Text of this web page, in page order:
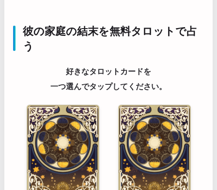
彼の家庭の結末を無料タロットで占
う
好きなタロットカードを
一つ選んでタップしてください。